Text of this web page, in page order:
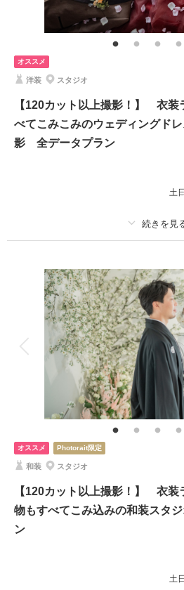
その他含むも
家族写真追加料金無料 衣装ランクアップ料
紅葉のピークは11月中下旬～12月上旬のわ
埋まる、一年でご希望の多い期間の和装ロケ
白無垢・色打掛がもっとも映える紅葉の季
山の名所からロケ地を選べます。見頃は10
間、ご予約は8から09月中から。全データお
ップ0円。空き確認は公式LINEでもOK。
オススメ
洋装 スタジオ
【120カット以上撮影！】 衣装
べてこみこみのウェディングド
影 全データプラン
土
撮影料 新婦衣装1着
着付け ヘアメイク
アルバム データ 120 カッ
衣装追加 会食
家族と撮影 家族用衣装レン
その他含むも
家族写真追加料金無料 最新ウェディングド
し 洋装小物ランクアップ料金なし 貸出
使用したスタジオ使用料金
8000本以上のお花で彩る洋装撮影。120カ
をご提供します。
8000本以上の造花で彩ったスタジオセット
過去にスタジオを4件製作したオーナーが自
素敵に撮影できるように光やストロボも計
できます。
オススメ Photorait限定
和装 スタジオ
【120カット以上撮影！】 衣装
物もすべてこみ込みの和装スタ
ン
土